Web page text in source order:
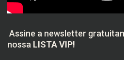
Assine a newsletter
nossa LISTA VIP!